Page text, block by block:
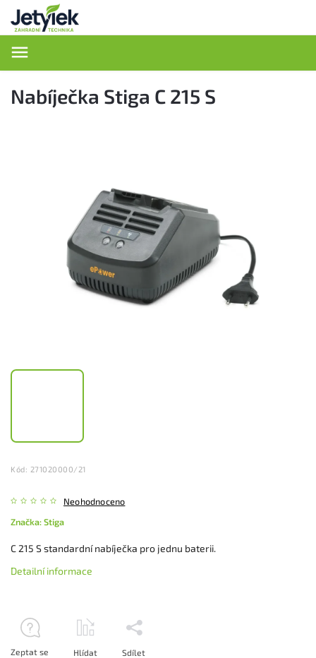
Nabíječka Stiga C 215 S
Kód: 271020000/21
Neohodnoceno
Značka:Stiga
C 215 S standardní nabíječka pro jednu baterii.
Detailní informace
Zeptat se Hlídat Sdílet